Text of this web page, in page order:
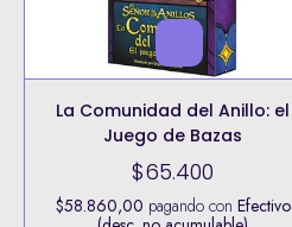
La Comunidad del Anillo: el
Juego de Bazas
$65.400
$58.860,00 pagando con Efectivo